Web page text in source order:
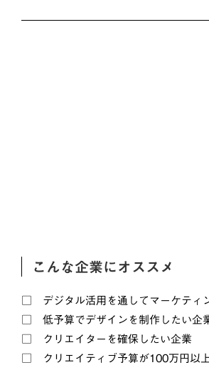
こんな企業にオススメ
▢ デジタル活用を通してマーケティ
▢ 低予算でデザインを制作したい企
▢ クリエイターを確保したい企業
▢ クリエイティブ予算が100万円以